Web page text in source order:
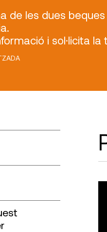
de les dues
i sol·licita la